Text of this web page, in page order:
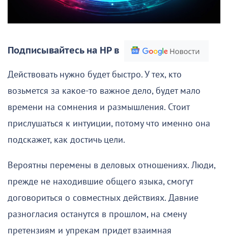
Подписывайтесь на НР в
Действовать нужно будет быстро. У тех, кто
возьмется за какое-то важное дело, будет мало
времени на сомнения и размышления. Стоит
прислушаться к интуиции, потому что именно она
подскажет, как достичь цели.
Вероятны перемены в деловых отношениях. Люди,
прежде не находившие общего языка, смогут
договориться о совместных действиях. Давние
разногласия останутся в прошлом, на смену
претензиям и упрекам придет взаимная